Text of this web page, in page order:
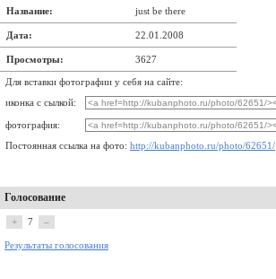
Название: just be there
Дата: 22.01.2008
Просмотры: 3627
Для вставки фотографии у себя на сайте:
иконка с сылкой:
фотография:
Постоянная ссылка на фото: http://kubanphoto.ru/photo/62651/
Голосование
+ 7 –
Результаты голосования